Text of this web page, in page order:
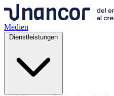
Medien
Dienstleistungen